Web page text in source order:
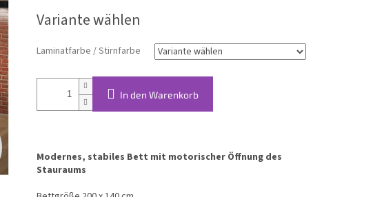
Variante wählen
Laminatfarbe / Stirnfarbe
In den Warenkorb
Modernes, stabiles Bett mit motorischer Öffnung des
Stauraums